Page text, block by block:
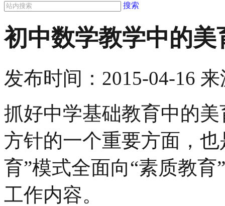
搜索
初中数学教学中的
发布时间： 2015-04-16 来
抓好中学基础教育中的
方针的一个重要方面，
育”模式全面向“素质教
工作内容。